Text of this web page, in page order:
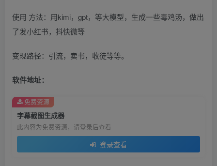
使用 方法：用kimi，gpt，等大模型，生成一些毒鸡汤，做出
了发小红书，抖快微等
变现路径：引流，卖书，收徒等等。
软件地址：
字幕截图生成器
此内容为免费资源，请登录后查看
登录查看
免费资源